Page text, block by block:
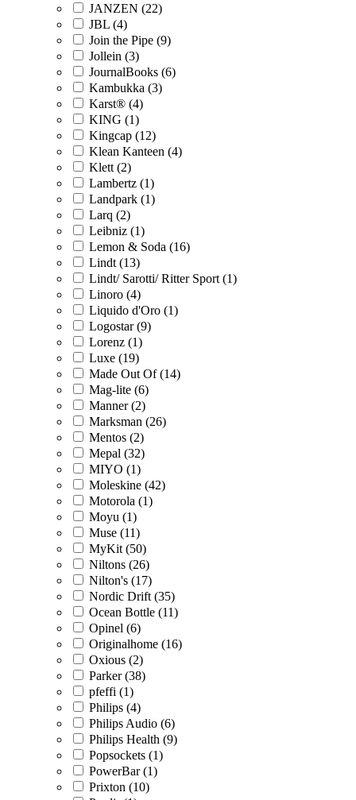
JANZEN (22)
JBL (4)
Join the Pipe (9)
Jollein (3)
JournalBooks (6)
Kambukka (3)
Karst® (4)
KING (1)
Kingcap (12)
Klean Kanteen (4)
Klett (2)
Lambertz (1)
Landpark (1)
Larq (2)
Leibniz (1)
Lemon & Soda (16)
Lindt (13)
Lindt/ Sarotti/ Ritter Sport (1)
Linoro (4)
Liquido d'Oro (1)
Logostar (9)
Lorenz (1)
Luxe (19)
Made Out Of (14)
Mag-lite (6)
Manner (2)
Marksman (26)
Mentos (2)
Mepal (32)
MIYO (1)
Moleskine (42)
Motorola (1)
Moyu (1)
Muse (11)
MyKit (50)
Niltons (26)
Nilton's (17)
Nordic Drift (35)
Ocean Bottle (11)
Opinel (6)
Originalhome (16)
Oxious (2)
Parker (38)
pfeffi (1)
Philips (4)
Philips Audio (6)
Philips Health (9)
Popsockets (1)
PowerBar (1)
Prixton (10)